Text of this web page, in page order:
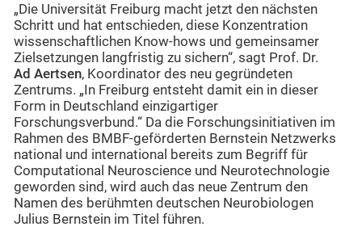
„Die Universität Freiburg macht jetzt den nächsten
Schritt und hat entschieden, diese Konzentration
wissenschaftlichen Know-hows und gemeinsamer
Zielsetzungen langfristig zu sichern“, sagt Prof. Dr.
Ad Aertsen, Koordinator des neu gegründeten
Zentrums. „In Freiburg entsteht damit ein in dieser
Form in Deutschland einzigartiger
Forschungsverbund.“ Da die Forschungsinitiativen im
Rahmen des BMBF-geförderten Bernstein Netzwerks
national und international bereits zum Begriff für
Computational Neuroscience und Neurotechnologie
geworden sind, wird auch das neue Zentrum den
Namen des berühmten deutschen Neurobiologen
Julius Bernstein im Titel führen.